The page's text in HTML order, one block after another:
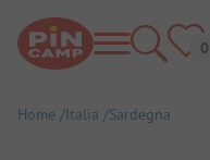
Home Italia Sardegna